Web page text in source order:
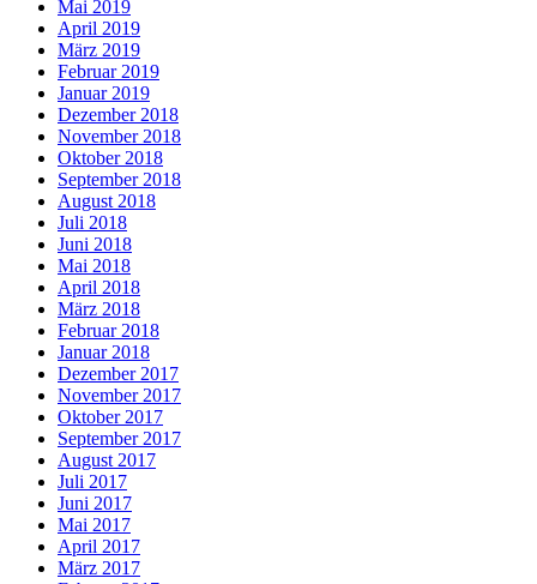
Mai 2019
April 2019
März 2019
Februar 2019
Januar 2019
Dezember 2018
November 2018
Oktober 2018
September 2018
August 2018
Juli 2018
Juni 2018
Mai 2018
April 2018
März 2018
Februar 2018
Januar 2018
Dezember 2017
November 2017
Oktober 2017
September 2017
August 2017
Juli 2017
Juni 2017
Mai 2017
April 2017
März 2017